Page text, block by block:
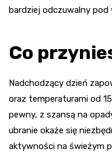
bardziej odczuwalny pod
Co
Nadchodzący dzień
oraz temperaturami od
pewny, z szansą na
ubranie okaże się
aktywności na świeżym